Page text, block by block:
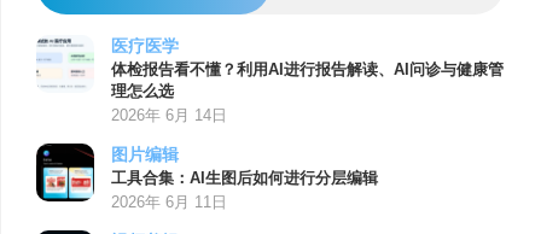
医疗医学
体检报告看不懂？利用AI进行报告解读、AI问诊与健康管
理怎么选
2026年 6月 14日
图片编辑
工具合集：AI生图后如何进行分层编辑
2026年 6月 11日